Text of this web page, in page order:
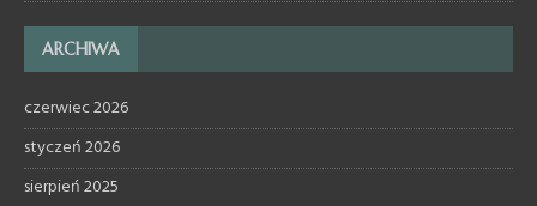
ARCHIWA
czerwiec 2026
styczeń 2026
sierpień 2025